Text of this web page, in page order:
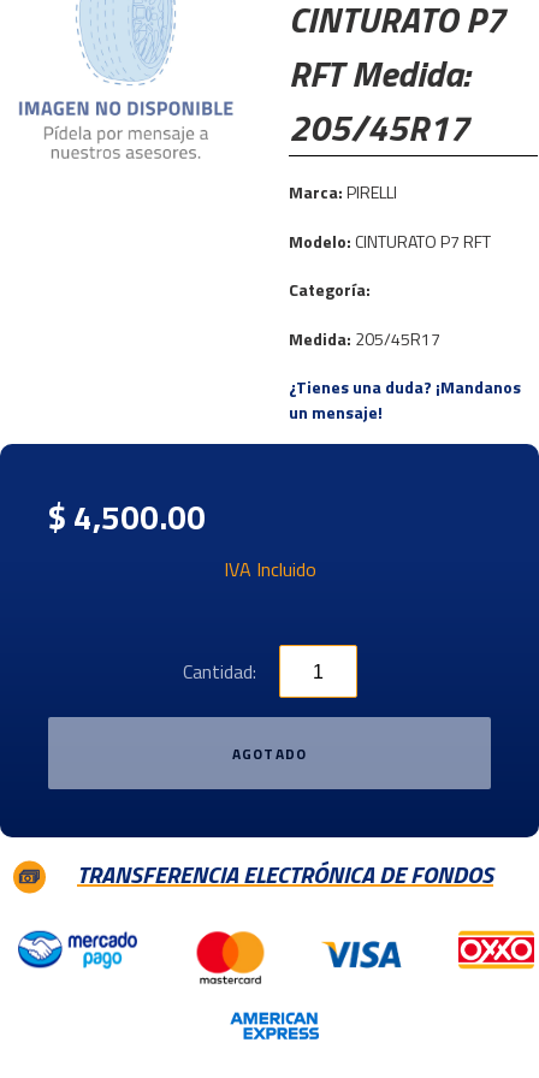
CINTURATO P7
RFT Medida:
205/45R17
Marca:PIRELLI
Modelo: CINTURATO P7 RFT
Categoría:
Medida: 205/45R17
¿Tienes una duda? ¡Mandanos
un mensaje!
$ 4,500.00
IVA Incluido
Cantidad:
AGOTADO
TRANSFERENCIA ELECTRÓNICA DE FONDOS